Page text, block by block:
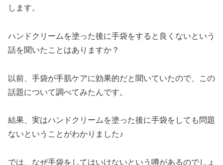
します。
ハンドクリームを塗った後に手袋をすると良くないという
話を聞いたことはありますか？
以前、手袋が手肌ケアに効果的だと聞いていたので、この
話題について調べてみたんです。
結果、実はハンドクリームを塗った後に手袋をしても問題
ないということがわかりました♪
では、なぜ手袋をしてはいけないという噂があるのでしょ